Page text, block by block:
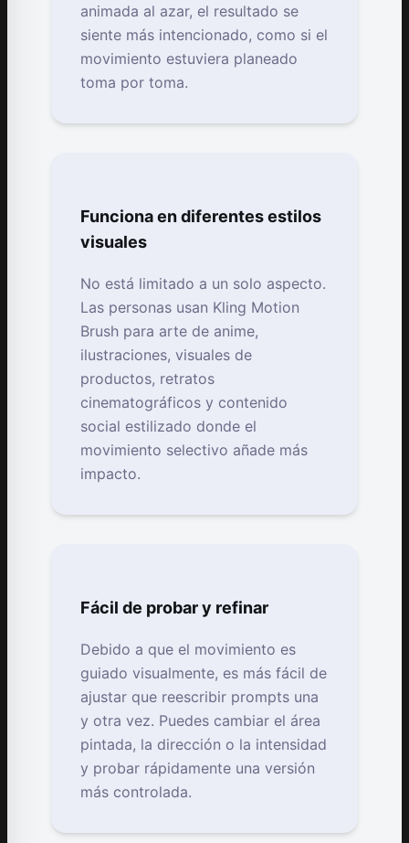
animada al azar, el resultado se
siente más intencionado, como si el
movimiento estuviera planeado
toma por toma.
Funciona en diferentes estilos
visuales
No está limitado a un solo aspecto.
Las personas usan Kling Motion
Brush para arte de anime,
ilustraciones, visuales de
productos, retratos
cinematográficos y contenido
social estilizado donde el
movimiento selectivo añade más
impacto.
Fácil de probar y refinar
Debido a que el movimiento es
guiado visualmente, es más fácil de
ajustar que reescribir prompts una
y otra vez. Puedes cambiar el área
pintada, la dirección o la intensidad
y probar rápidamente una versión
más controlada.